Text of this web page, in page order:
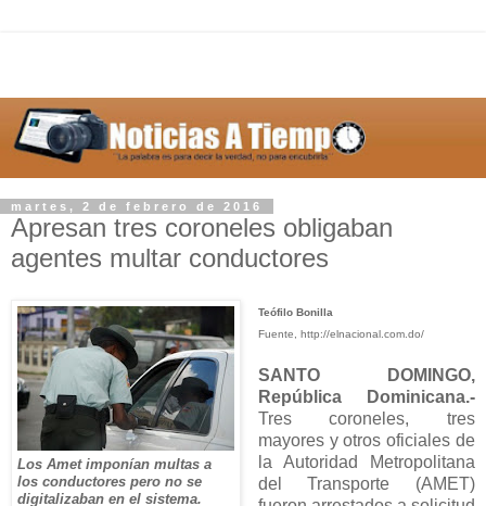
martes, 2 de febrero de 2016
Apresan tres coroneles obligaban
agentes multar conductores
Los Amet imponían multas a
los conductores pero no se
digitalizaban en el sistema.
Teófilo Bonilla
Fuente, http://elnacional.com.do/
SANTO DOMINGO,
República Dominicana.-
Tres coroneles, tres
mayores y otros oficiales de
la Autoridad Metropolitana
del Transporte (AMET)